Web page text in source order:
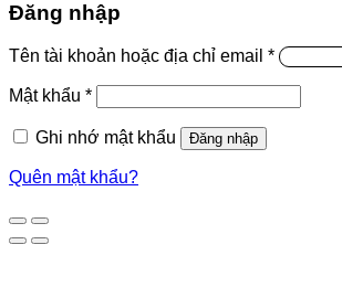
Đăng nhập
Tên tài khoản hoặc địa chỉ email *
Mật khẩu *
Ghi nhớ mật khẩu Đăng nhập
Quên mật khẩu?